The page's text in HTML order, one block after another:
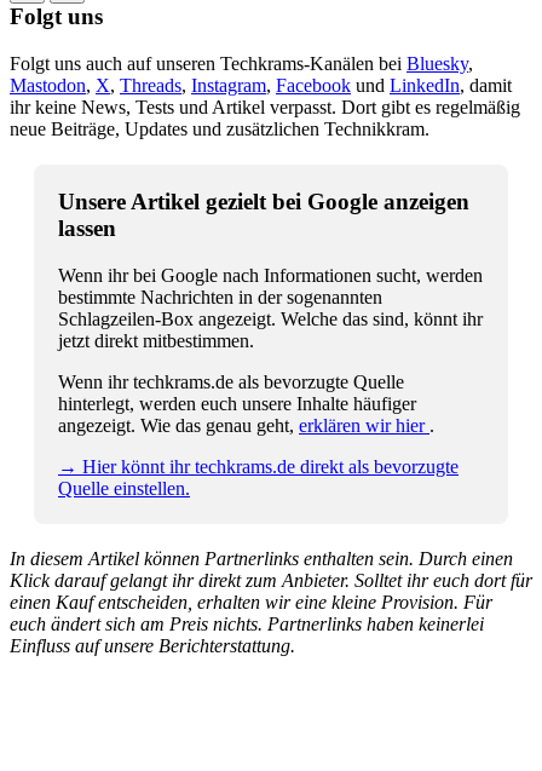
Folgt uns
Folgt uns auch auf unseren Techkrams-Kanälen bei Bluesky,
Mastodon, X, Threads, Instagram, Facebook und LinkedIn, damit
ihr keine News, Tests und Artikel verpasst. Dort gibt es regelmäßig
neue Beiträge, Updates und zusätzlichen Technikkram.
Unsere Artikel gezielt bei Google anzeigen
lassen
Wenn ihr bei Google nach Informationen sucht, werden
bestimmte Nachrichten in der sogenannten
Schlagzeilen-Box angezeigt. Welche das sind, könnt ihr
jetzt direkt mitbestimmen.
Wenn ihr techkrams.de als bevorzugte Quelle
hinterlegt, werden euch unsere Inhalte häufiger
angezeigt. Wie das genau geht, erklären wir hier .
→ Hier könnt ihr techkrams.de direkt als bevorzugte
Quelle einstellen.
In diesem Artikel können Partnerlinks enthalten sein. Durch einen
Klick darauf gelangt ihr direkt zum Anbieter. Solltet ihr euch dort für
einen Kauf entscheiden, erhalten wir eine kleine Provision. Für
euch ändert sich am Preis nichts. Partnerlinks haben keinerlei
Einfluss auf unsere Berichterstattung.